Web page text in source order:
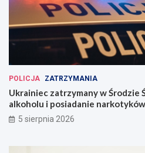
POLICJA ZATRZYMANIA
Ukrainiec zatrzymany w Środzie
alkoholu i posiadanie narkotyków
5 sierpnia 2026